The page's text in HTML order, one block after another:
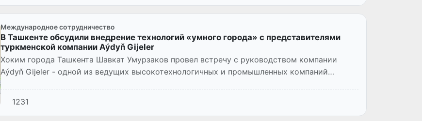
Международное сотрудничество
В Ташкенте обсудили внедрение технологий «умного города» с представителями
туркменской компании Aýdyň Gijeler
Хоким города Ташкента Шавкат Умурзаков провел встречу с руководством компании
Aýdyň Gijeler - одной из ведущих высокотехнологичных и промышленных компаний
1231